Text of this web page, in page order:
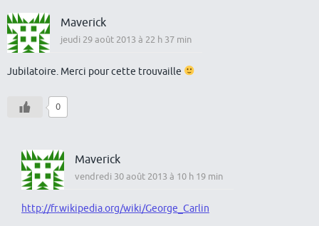
Maverick
jeudi 29 août 2013 à 22 h 37 min
Jubilatoire. Merci pour cette trouvaille
0
Maverick
vendredi 30 août 2013 à 10 h 19 min
http://fr.wikipedia.org/wiki/George_Carlin